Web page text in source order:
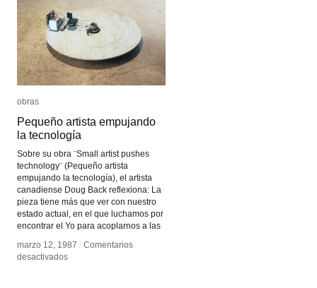
obras
Pequeño artista empujando
la tecnología
Sobre su obra ¨Small artist pushes
technology¨ (Pequeño artista
empujando la tecnología), el artista
canadiense Doug Back reflexiona: La
pieza tiene más que ver con nuestro
estado actual, en el que luchamos por
encontrar el Yo para acoplarnos a las
marzo 12, 1987 / Comentarios
desactivadosen
obras
Pequeño artista empujando
la tecnología
marzo 12, 1987 / Comentarios
desactivadosen